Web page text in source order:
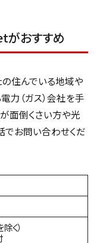
がおすすめ
住んでいる地域や
力（ガス）会社を手
面倒くさい方や光
でお問い合わせくだ
く）